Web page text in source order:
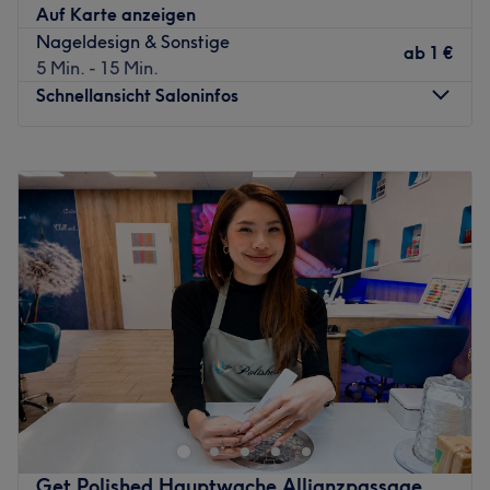
Augenbrauen- und Wimpernbehandlungen, Styling.
Extras: Kostenfreie Getränke und WLAN, keine Haustiere
erlaubt.
Auf Karte anzeigen
Nageldesign & Sonstige
5 Min. - 15 Min.
ab 1 €
Schnellansicht Saloninfos
Dienstag
10:00–20:00
Mittwoch
10:00–
Donnerstag
10:00– 20:00
Freitag
10:00–
20:00
Samstag
10:00–16:00
Sonntag
Geschlossen
GlamRoom bietet dir eine erlesene Auswahl an exklusiven
Dienstleistungen der Fachbereiche Kosmetik und
Schönheit. Hier kannst du dich einmal rundum pflegen
lassen. Lehn dich einfach ganz entspannt zurück und lass
die Profis ihr Handwerk ausüben. Überzeug dich von